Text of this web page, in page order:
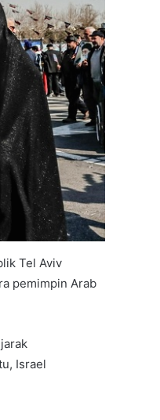
Tel Aviv
pemimpin Arab
Israel